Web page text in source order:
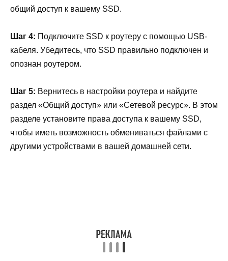
общий доступ к вашему SSD.
Шаг 4: Подключите SSD к роутеру с помощью USB-
кабеля. Убедитесь, что SSD правильно подключен и
опознан роутером.
Шаг 5: Вернитесь в настройки роутера и найдите
раздел «Общий доступ» или «Сетевой ресурс». В этом
разделе установите права доступа к вашему SSD,
чтобы иметь возможность обмениваться файлами с
другими устройствами в вашей домашней сети.